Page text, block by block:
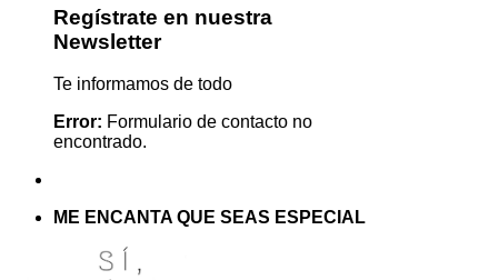
Regístrate en nuestra
Newsletter
Te informamos de todo
Error: Formulario de contacto no
encontrado.
ME ENCANTA QUE SEAS ESPECIAL